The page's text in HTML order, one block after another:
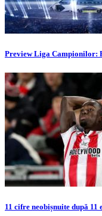
Preview Liga Campionilor:
11 cifre neobișnuite după